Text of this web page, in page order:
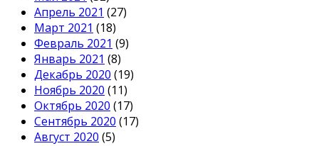
Апрель 2021 (27)
Март 2021 (18)
Февраль 2021 (9)
Январь 2021 (8)
Декабрь 2020 (19)
Ноябрь 2020 (11)
Октябрь 2020 (17)
Сентябрь 2020 (17)
Август 2020 (5)